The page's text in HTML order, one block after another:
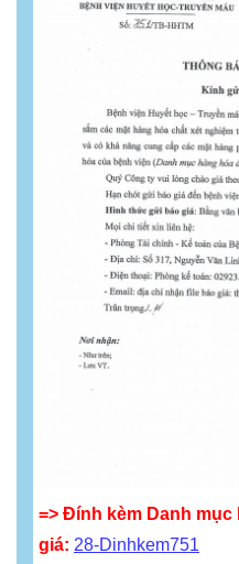
=> Đính kèm Danh
giá: 28-Dinhkem751